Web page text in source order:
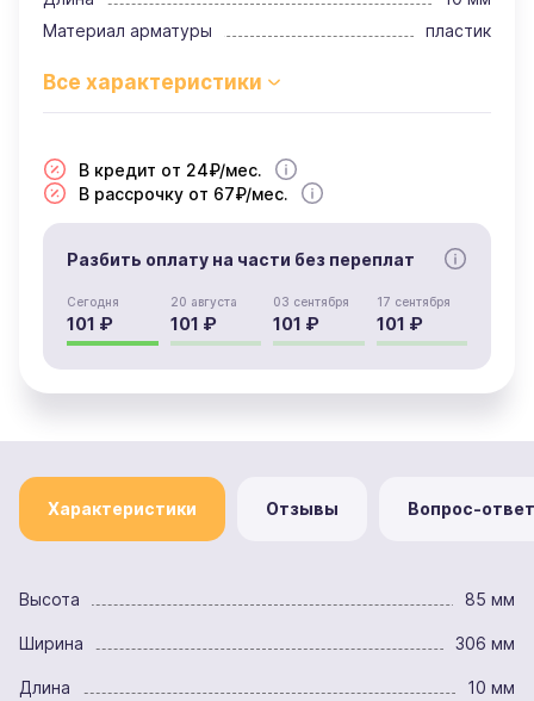
Материал арматуры
пластик
В кредит от 24₽/мес.
В рассрочку от 67₽/мес.
Разбить оплату на части без переплат
Сегодня
101 ₽
20 августа
101 ₽
03 сентября
101 ₽
17 сентября
101 ₽
Характеристики Отзывы Вопрос-ответ
Высота 85 мм
Ширина 306 мм
Длина 10 мм